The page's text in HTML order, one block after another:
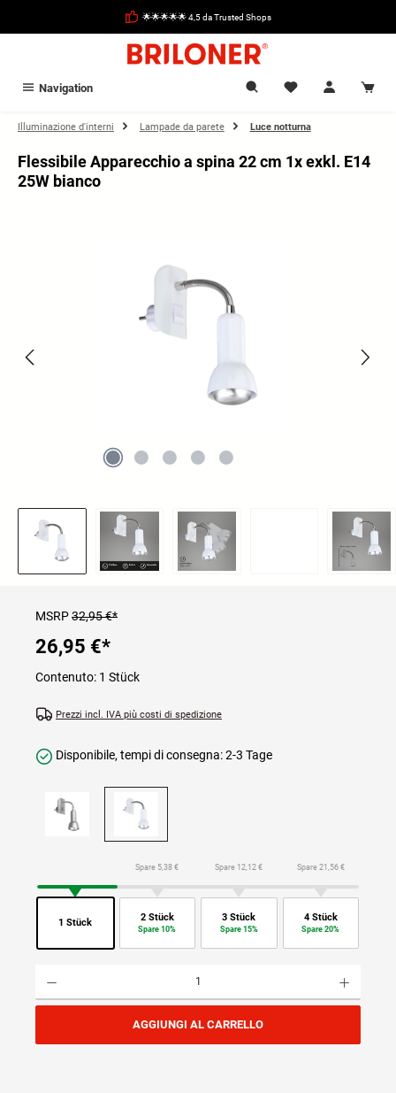
🌟🌟🌟🌟🌟 4,5 da Trusted Shops
Navigation
Illuminazione d'interni Lampade da parete Luce notturna
Flessibile Apparecchio a spina 22 cm 1x exkl. E14
25W bianco
MSRP32,95 €*
26,95 €*
Contenuto: 1 Stück
Prezzi incl. IVA più costi di spedizione
Disponibile, tempi di consegna: 2-3 Tage
1 Stück
Spare 5,38 €
2 Stück
Spare 10%
Spare 12,12 €
3 Stück
Spare 15%
Spare 21,56 €
4 Stück
Spare 20%
AGGIUNGI AL CARRELLO